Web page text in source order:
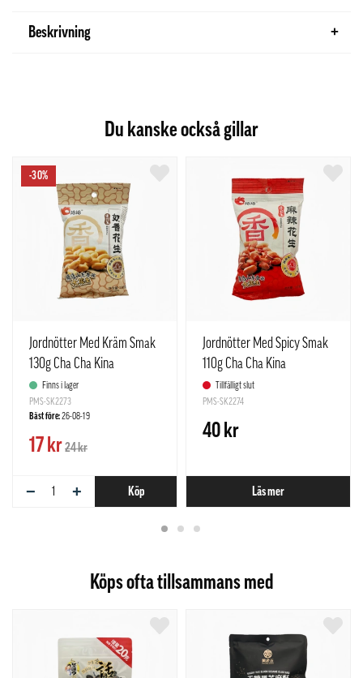
Beskrivning
Du kanske också gillar
-30%
Jordnötter Med Kräm Smak
130g Cha Cha Kina
Finns i lager
PMS-SK2273
Bäst före:26-08-19
17 kr24 kr
− + Köp
Jordnötter Med Spicy Smak
110g Cha Cha Kina
Tillfälligt slut
PMS-SK2274
40 kr
Läs mer
Köps ofta tillsammans med